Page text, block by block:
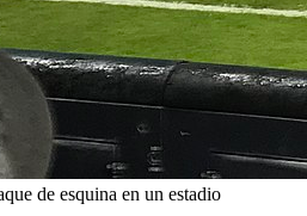
de esquina en un estadio